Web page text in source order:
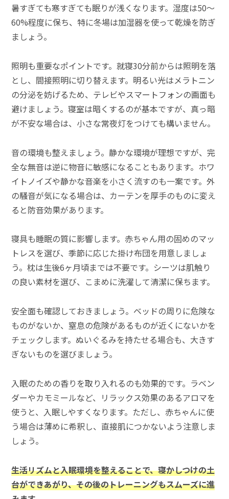
暑すぎても寒すぎても眠りが浅くなります。湿度は50～
60%程度に保ち、特に冬場は加湿器を使って乾燥を防ぎ
ましょう。
照明も重要なポイントです。就寝30分前からは照明を落
とし、間接照明に切り替えます。明るい光はメラトニン
の分泌を妨げるため、テレビやスマートフォンの画面も
避けましょう。寝室は暗くするのが基本ですが、真っ暗
が不安な場合は、小さな常夜灯をつけても構いません。
音の環境も整えましょう。静かな環境が理想ですが、完
全な無音は逆に物音に敏感になることもあります。ホワ
イトノイズや静かな音楽を小さく流すのも一案です。外
の騒音が気になる場合は、カーテンを厚手のものに変え
ると防音効果があります。
寝具も睡眠の質に影響します。赤ちゃん用の固めのマッ
トレスを選び、季節に応じた掛け布団を用意しましょ
う。枕は生後6ヶ月頃までは不要です。シーツは肌触り
の良い素材を選び、こまめに洗濯して清潔に保ちます。
安全面も確認しておきましょう。ベッドの周りに危険な
ものがないか、窒息の危険があるものが近くにないかを
チェックします。ぬいぐるみを持たせる場合も、大きす
ぎないものを選びましょう。
入眠のための香りを取り入れるのも効果的です。ラベン
ダーやカモミールなど、リラックス効果のあるアロマを
使うと、入眠しやすくなります。ただし、赤ちゃんに使
う場合は薄めに希釈し、直接肌につかないよう注意しま
しょう。
生活リズムと入眠環境を整えることで、寝かしつけの土
台ができあがり、その後のトレーニングもスムーズに進